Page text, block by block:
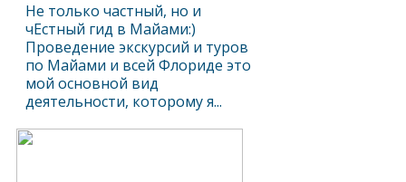
Не только частный, но и
чЕстный гид в Майами:)
Проведение экскурсий и туров
по Майами и всей Флориде это
мой основной вид
деятельности, которому я...